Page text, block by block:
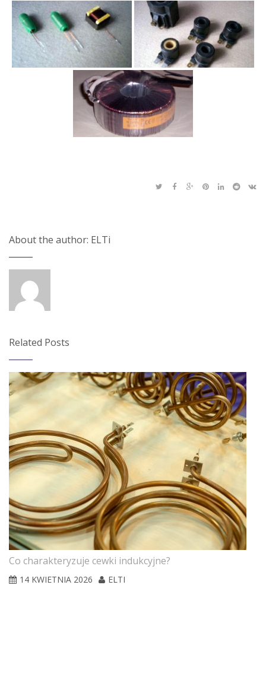
About the author: ELTi
Related Posts
Co charakteryzuje cewki indukcyjne?
14 KWIETNIA 2026 ELTI